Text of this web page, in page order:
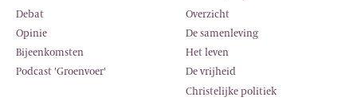
Debat
Opinie
Bijeenkomsten
Podcast 'Groenvoer'
Overzicht
De samenleving
Het leven
De vrijheid
Christelijke politiek